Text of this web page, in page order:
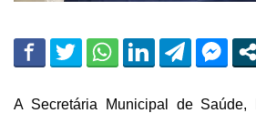
A Secretária Municipal de Saúde,